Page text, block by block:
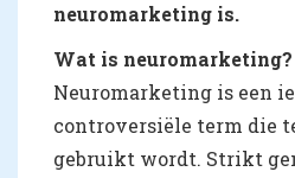
neuromarketing is.
Wat is neuromarketing?
Neuromarketing is een
controversiële term die
gebruikt wordt. Strikt